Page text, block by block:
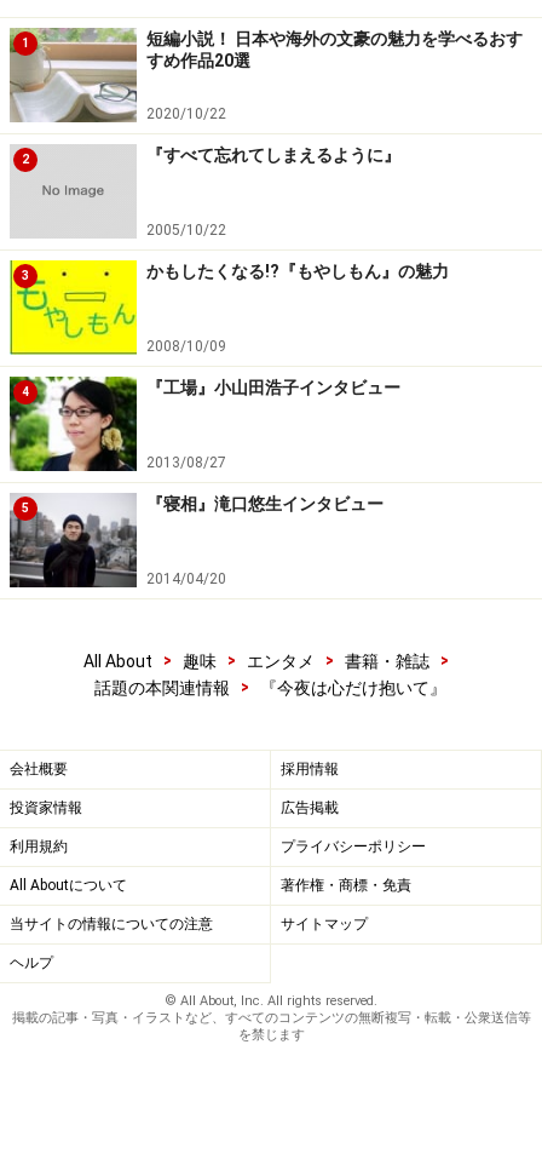
1
短編小説！ 日本や海外の文豪の魅力を学べるおす
すめ作品20選
2020/10/22
2 『すべて忘れてしまえるように』
2005/10/22
3 かもしたくなる!?『もやしもん』の魅力
2008/10/09
4 『工場』小山田浩子インタビュー
2013/08/27
5 『寝相』滝口悠生インタビュー
2014/04/20
All About > 趣味 > エンタメ > 書籍・雑誌
>
話題の本関連情報
> 『今夜は心だけ抱いて』
会社概要 採用情報
投資家情報 広告掲載
利用規約 プライバシーポリシー
All Aboutについて 著作権・商標・免責
当サイトの情報についての注意 サイトマップ
ヘルプ
© All About, Inc. All rights reserved.
掲載の記事・写真・イラストなど、すべてのコンテンツの無断複写・転載・公衆送信等
を禁じます